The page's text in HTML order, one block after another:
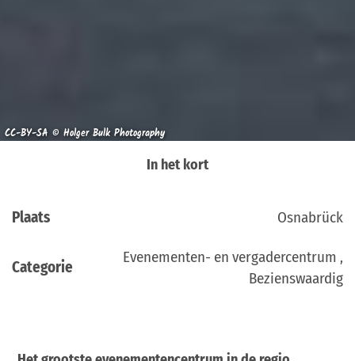
CC-BY-SA © Holger Bulk Photography
In het kort
Plaats Osnabrück
Categorie
Evenementen- en vergadercentrum ,
Bezienswaardig